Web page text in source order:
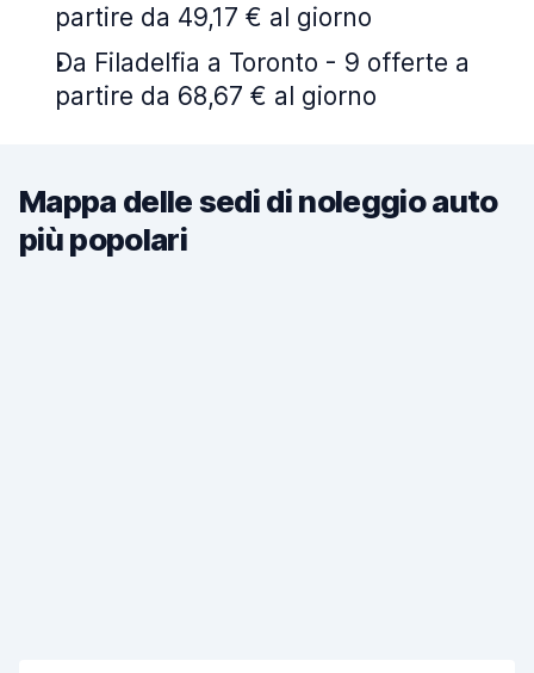
partire da 49,17 € al giorno
Da Filadelfia a Toronto - 9 offerte a
partire da 68,67 € al giorno
Mappa delle sedi di noleggio auto
più popolari